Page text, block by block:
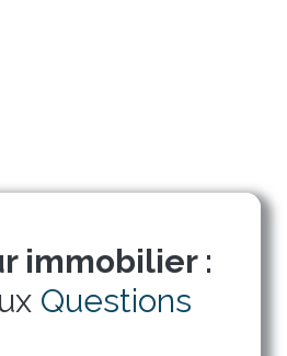
immobilier :
Questions